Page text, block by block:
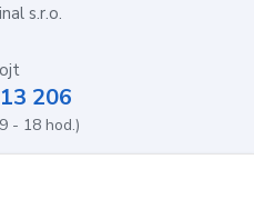
s.r.o.
206
- 18 hod.)